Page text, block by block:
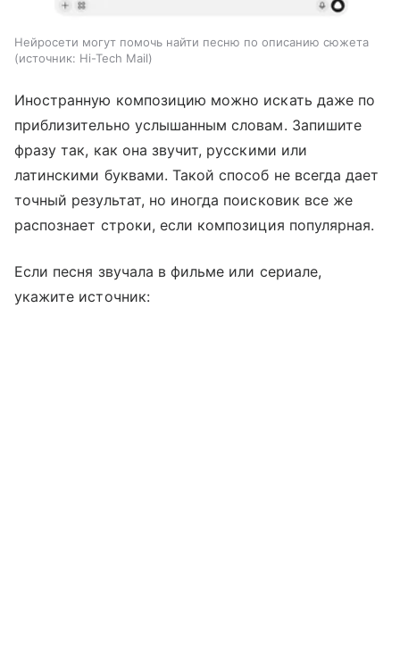
Нейросети могут помочь найти песню по описанию сюжета
источник: Hi-Tech Mail
Иностранную композицию можно искать даже по
приблизительно услышанным словам. Запишите
фразу так, как она звучит, русскими или
латинскими буквами. Такой способ не всегда дает
точный результат, но иногда поисковик все же
распознает строки, если композиция популярная.
Если песня звучала в фильме или сериале,
укажите источник: